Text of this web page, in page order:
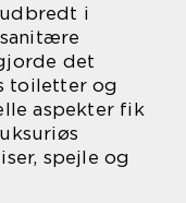
i
det
toiletter og
aspekter fik
spejle og